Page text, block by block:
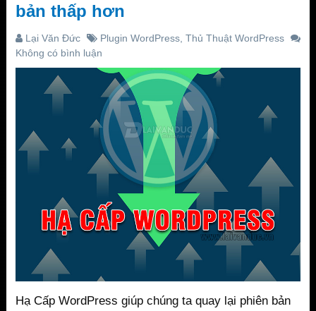
bản thấp hơn
Lại Văn Đức Plugin WordPress, Thủ Thuật WordPress
Không có bình luận
Hạ Cấp WordPress giúp chúng ta quay lại phiên bản